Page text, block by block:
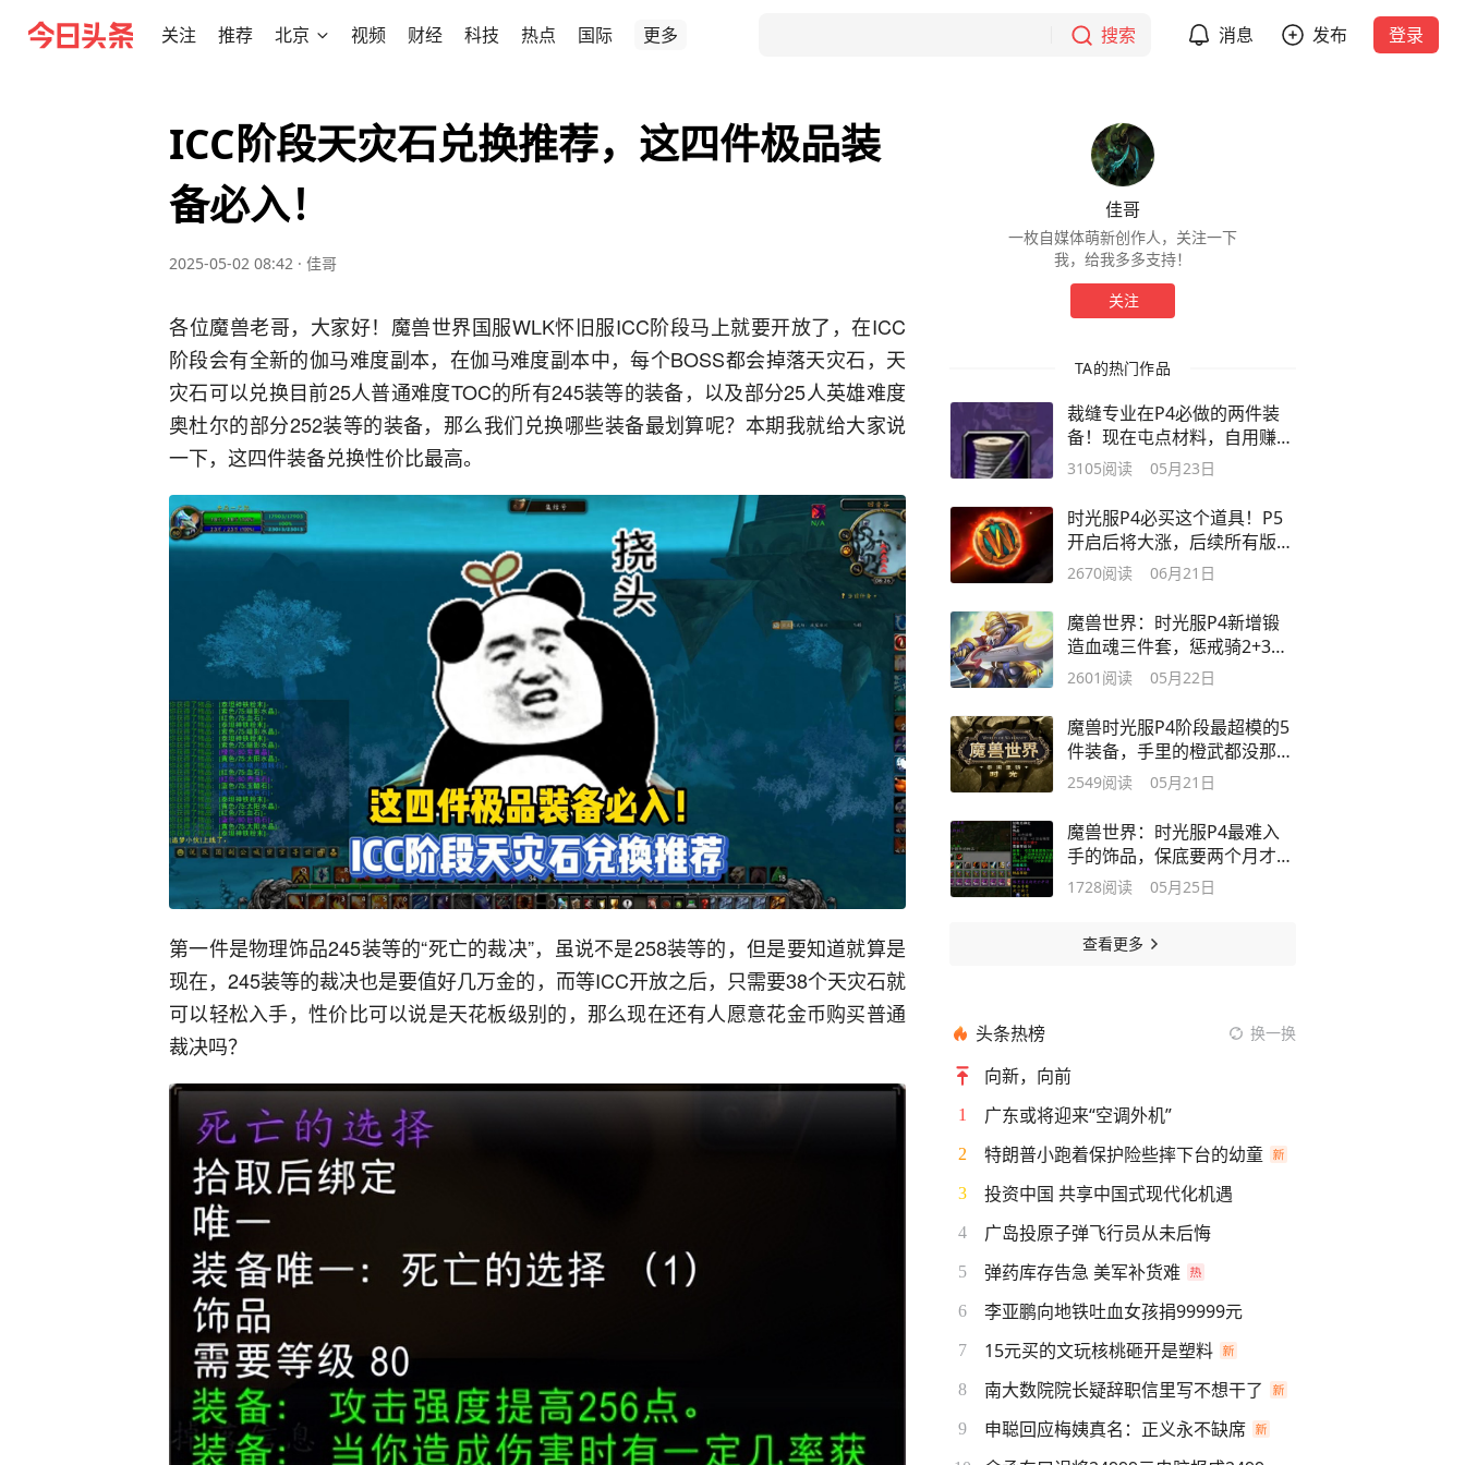
关注 推荐 北京 视频 财经 科技 热点 国际 更多 搜索 消息 发布 登录
ICC阶段天灾石兑换推荐，这四件极品装
备必入！
2025-05-02 08:42 · 佳哥
各位魔兽老哥，大家好！魔兽世界国服WLK怀旧服ICC阶段马上就要开放了，在ICC
阶段会有全新的伽马难度副本，在伽马难度副本中，每个BOSS都会掉落天灾石，天
灾石可以兑换目前25人普通难度TOC的所有245装等的装备，以及部分25人英雄难度
奥杜尔的部分252装等的装备，那么我们兑换哪些装备最划算呢？本期我就给大家说
一下，这四件装备兑换性价比最高。
第一件是物理饰品245装等的“死亡的裁决”，虽说不是258装等的，但是要知道就算是
现在，245装等的裁决也是要值好几万金的，而等ICC开放之后，只需要38个天灾石就
可以轻松入手，性价比可以说是天花板级别的，那么现在还有人愿意花金币购买普通
裁决吗？
佳哥
一枚自媒体萌新创作人，关注一下
我，给我多多支持！
关注
TA的热门作品
裁缝专业在P4必做的两件装
备！现在屯点材料，自用赚钱
两不误！
3105阅读 05月23日
时光服P4必买这个道具！P5
开启后将大涨，后续所有版本
都需要！
2670阅读 06月21日
魔兽世界：时光服P4新增锻
造血魂三件套，惩戒骑2+3配
装直接起飞
2601 阅读 05月22日
魔兽时光服P4阶段最超模的5
件装备，手里的橙武都没那么
香！
2549阅读 05月21日
魔兽世界：时光服P4最难入
手的饰品，保底要两个月才能
拿下！
1728阅读 05月25日
查看更多
头条热榜 换一换
向新，向前
1 广东或将迎来“空调外机”
2 特朗普小跑着保护险些摔下台的幼童
3 投资中国 共享中国式现代化机遇
4 广岛投原子弹飞行员从未后悔
5 弹药库存告急 美军补货难
6 李亚鹏向地铁吐血女孩捐99999元
7 15元买的文玩核桃砸开是塑料
8 南大数院院长疑辞职信里写不想干了
9 申聪回应梅姨真名：正义永不缺席